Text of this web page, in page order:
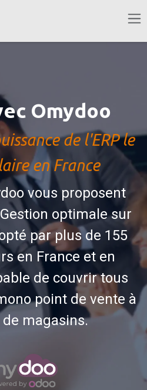
Omydoo
de l'ERP le
en France
vous proposent
optimale sur
par plus de 155
en France et en
de couvrir tous
point de vente à
magasins.